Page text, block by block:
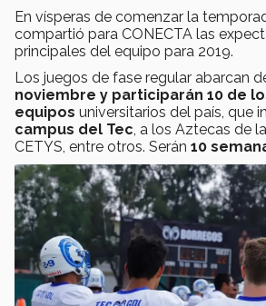
En vísperas de comenzar la
compartió para CONECTA las
principales del equipo para 2019.
Los juegos de fase regular abarcan
noviembre y participarán 10 de
equipos universitarios del país, que
campus del Tec , a los Aztecas de
CETYS, entre otros. Serán 10